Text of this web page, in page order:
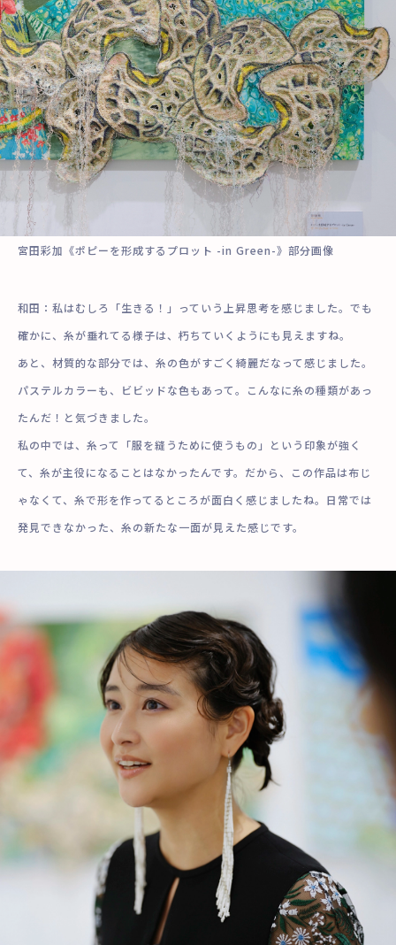
宮田彩加《ポピーを形成するプロット -in Green-》部分画像
和田：私はむしろ「生きる！」っていう上昇思考を感じました。でも
確かに、糸が垂れてる様子は、朽ちていくようにも見えますね。
あと、材質的な部分では、糸の色がすごく綺麗だなって感じました。
パステルカラーも、ビビッドな色もあって。こんなに糸の種類があっ
たんだ！と気づきました。
私の中では、糸って「服を縫うために使うもの」という印象が強く
て、糸が主役になることはなかったんです。だから、この作品は布じ
ゃなくて、糸で形を作ってるところが面白く感じましたね。日常では
発見できなかった、糸の新たな一面が見えた感じです。